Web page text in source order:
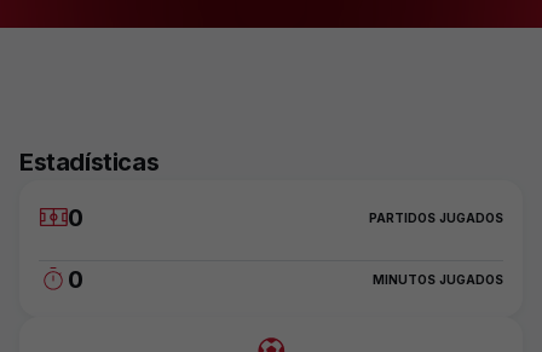
Estadísticas
0
PARTIDOS JUGADOS
0 MINUTOS JUGADOS